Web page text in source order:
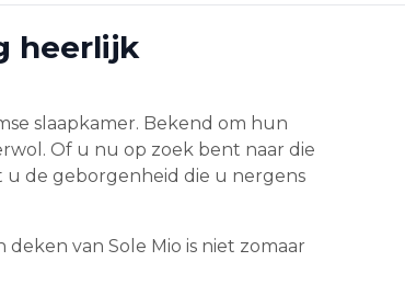
heerlijk
slaapkamer. Bekend om hun
Of u nu op zoek bent naar die
u de geborgenheid die u nergens
van Sole Mio is niet zomaar